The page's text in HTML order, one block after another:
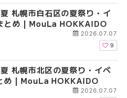
札幌市白石区の夏祭り・イ
とめ | MouLa HOKKAIDO
2026.07.07
9
札幌市北区の夏祭り・イベ
め | MouLa HOKKAIDO
2026.07.07
2026年夏 札幌市西区
ントまとめ | MouLa
2026年夏 札幌市豊平
ベントまとめ |
2026年夏 札幌市白石
ベントまとめ |
2026年夏 札幌市西区
ントまとめ | MouLa